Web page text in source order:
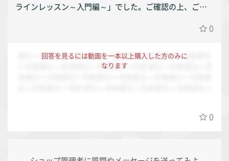
ラインレッスン～入門編～」でした。ご確認の上、ご対
0
回答を見るには動画を一本以上購入した方のみに
なります
ダミーですダミーですダミーですダミーですダミーですダミ
ーですダミーですダミーですダミーです ダミーですダミーで
0